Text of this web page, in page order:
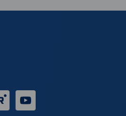
RUTUBE